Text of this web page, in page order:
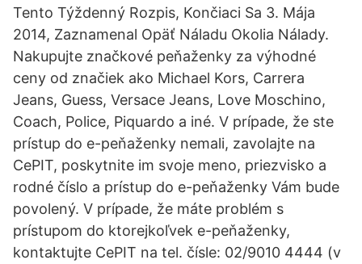
Tento Týždenný Rozpis, Končiaci Sa 3. Mája
2014, Zaznamenal Opäť Náladu Okolia Nálady.
Nakupujte značkové peňaženky za výhodné
ceny od značiek ako Michael Kors, Carrera
Jeans, Guess, Versace Jeans, Love Moschino,
Coach, Police, Piquardo a iné. V prípade, že ste
prístup do e-peňaženky nemali, zavolajte na
CePIT, poskytnite im svoje meno, priezvisko a
rodné číslo a prístup do e-peňaženky Vám bude
povolený. V prípade, že máte problém s
prístupom do ktorejkoľvek e-peňaženky,
kontaktujte CePIT na tel. čísle: 02/9010 4444 (v